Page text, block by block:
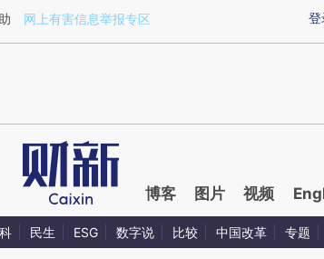
登
网上有害信息举报专区
博客 图片 视频
民生 ESG 数字说 比较 中国改革 专题